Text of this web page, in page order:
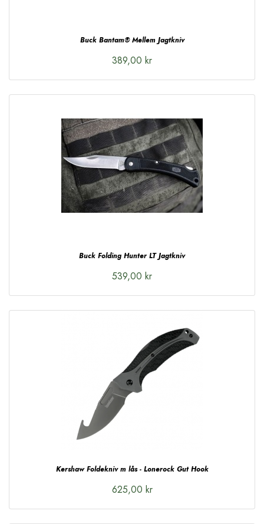
Buck Bantam® Mellem Jagtkniv
389,00 kr
Buck Folding Hunter LT Jagtkniv
539,00 kr
Kershaw Foldekniv m lås - Lonerock Gut Hook
625,00 kr